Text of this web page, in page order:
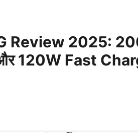
Review 2025:
120W Fast